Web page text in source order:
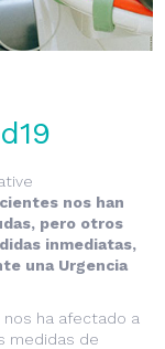
nos han
pero otros
inmediatas,
una Urgencia
ha afectado a
medidas de